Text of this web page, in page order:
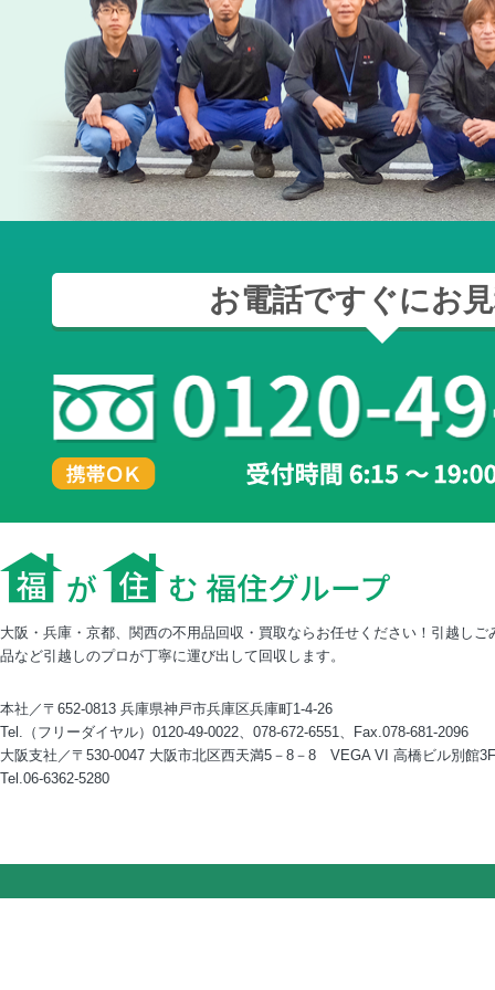
お電話ですぐにお
大阪・兵庫・京都、関西の不用品回収・買取ならお任せください！引越しご
品など引越しのプロが丁寧に運び出して回収します。
本社／〒652-0813 兵庫県神戸市兵庫区兵庫町1-4-26
Tel.（フリーダイヤル）0120-49-0022、078-672-6551、Fax.078-681-2096
大阪支社／〒530-0047 大阪市北区西天満5－8－8 VEGA VI 高橋ビル別館3F
Tel.06-6362-5280